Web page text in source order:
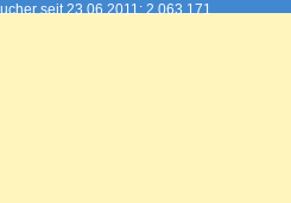
seit 23.06.2011: 2.063.171